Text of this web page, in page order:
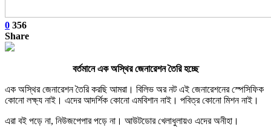
0 356
Share
বর্তমানে এক অস্থির জেনারেশন তৈরি হচ্ছে
এক অস্থির জেনারেশন তৈরি করছি আমরা। বিলিভ অর নট এই জেনারেশনের স্পেসিফিক
কোনো লক্ষ্য নাই। এদের আদর্শিক কোনো এমবিশান নাই। পবিত্র কোনো মিশন নাই।
এরা বই পড়ে না, নিউজপেপার পড়ে না। আউটডোর খেলাধুলায়ও এদের অনীহা।